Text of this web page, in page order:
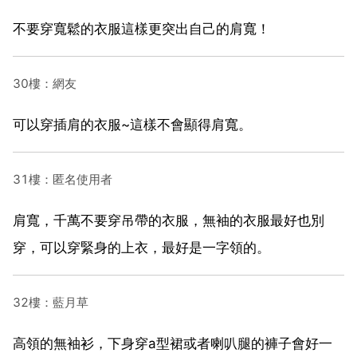
不要穿寬鬆的衣服這樣更突出自己的肩寬！
30樓：網友
可以穿插肩的衣服~這樣不會顯得肩寬。
31樓：匿名使用者
肩寬，千萬不要穿吊帶的衣服，無袖的衣服最好也別
穿，可以穿緊身的上衣，最好是一字領的。
32樓：藍月草
高領的無袖衫，下身穿a型裙或者喇叭腿的褲子會好一